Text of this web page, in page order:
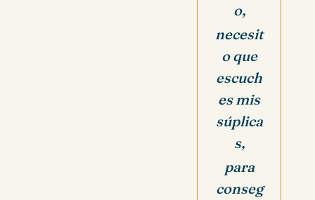
o,
necesit
o que
escuch
es mis
súplica
s,
para
conseg